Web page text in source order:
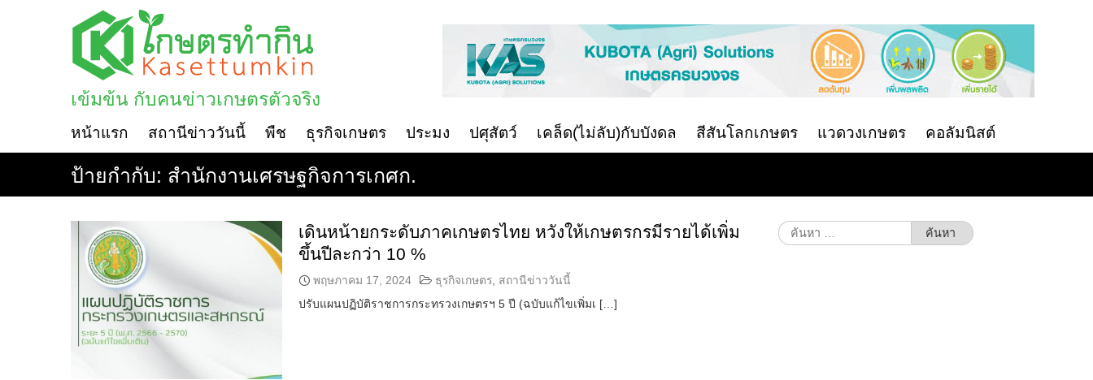
เข้มข้น กับคนข่าวเกษตรตัวจริง
หน้าแรก สถานีข่าววันนี้ พืช ธุรกิจเกษตร ประมง ปศุสัตว์ เคล็ด(ไม่ลับ)กับบังดล สีสันโลกเกษตร แวดวงเกษตร คอลัมนิสต์
ป้ายกำกับ: สำนักงานเศรษฐกิจการเกศก.
เดินหน้ายกระดับภาคเกษตรไทย หวังให้เกษตรกรมีรายได้เพิ่ม
ขึ้นปีละกว่า 10 %
พฤษภาคม 17, 2024 ธุรกิจเกษตร, สถานีข่าววันนี้
ปรับแผนปฏิบัติราชการกระทรวงเกษตรฯ 5 ปี (ฉบับแก้ไขเพิ่มเ […]
ค้นหา
สำหรับ: